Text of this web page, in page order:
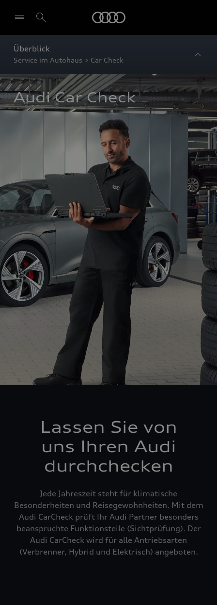
Überblick
Service im Autohaus > Car Check
Audi Car Check
Lassen Sie von
uns Ihren Audi
durchchecken
Jede Jahreszeit steht für klimatische
Besonderheiten und Reisegewohnheiten. Mit dem
Audi CarCheck prüft Ihr Audi Partner besonders
beanspruchte Funktionsteile (Sichtprüfung). Der
Audi CarCheck wird für alle Antriebsarten
(Verbrenner, Hybrid und Elektrisch) angeboten.